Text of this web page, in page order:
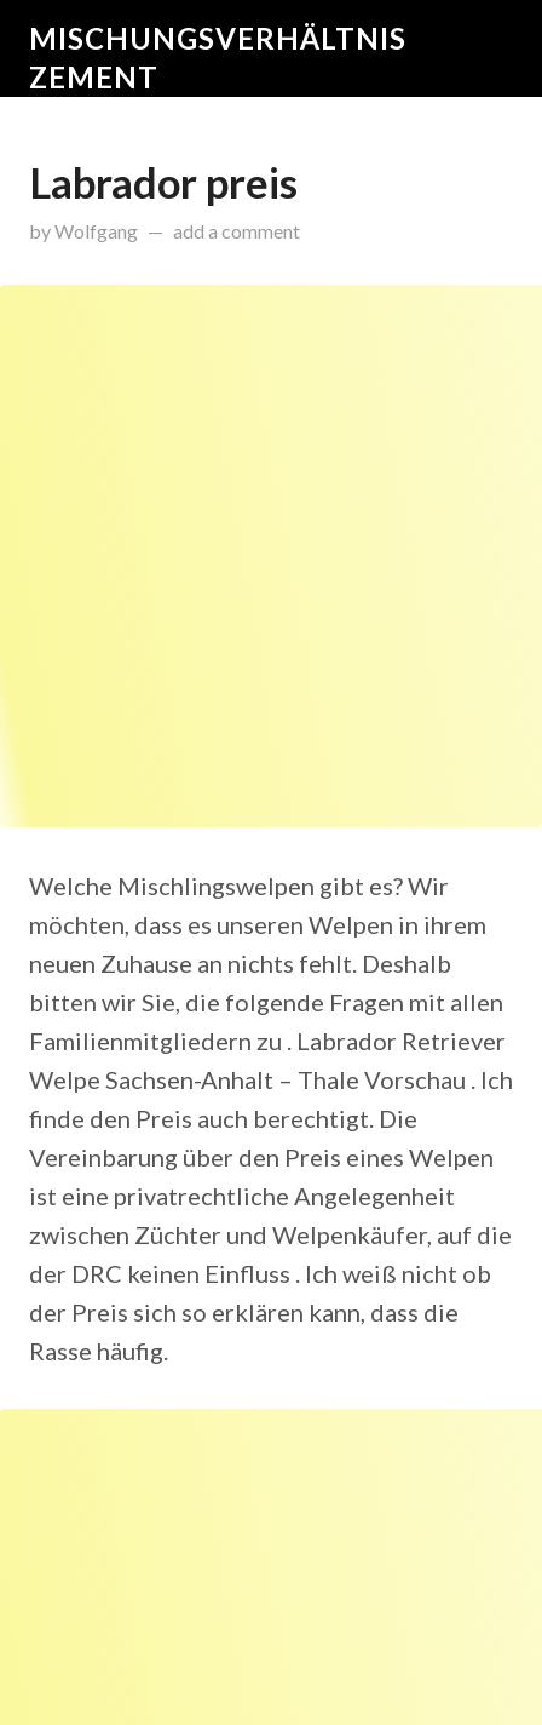
MISCHUNGSVERHÄLTNIS
ZEMENT
Labrador preis
byWolfgang onJanuar 20, 2015
add a comment
Welche Mischlingswelpen gibt es? Wir
möchten, dass es unseren Welpen in ihrem
neuen Zuhause an nichts fehlt. Deshalb
bitten wir Sie, die folgende Fragen mit allen
Familienmitgliedern zu . Labrador Retriever
Welpe Sachsen-Anhalt – Thale Vorschau . Ich
finde den Preis auch berechtigt. Die
Vereinbarung über den Preis eines Welpen
ist eine privatrechtliche Angelegenheit
zwischen Züchter und Welpenkäufer, auf die
der DRC keinen Einfluss . Ich weiß nicht ob
der Preis sich so erklären kann, dass die
Rasse häufig.